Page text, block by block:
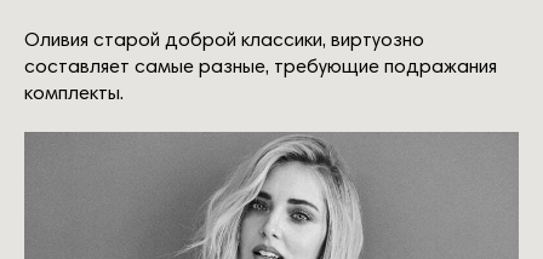
Оливия старой доброй классики, виртуозно
составляет самые разные, требующие подражания
комплекты.